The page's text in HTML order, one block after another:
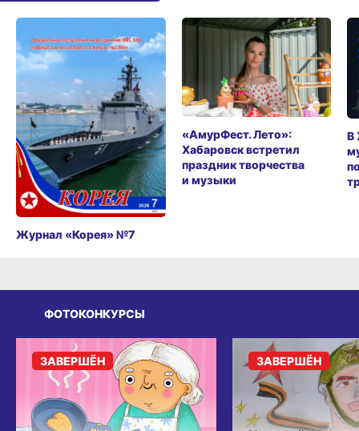
Журнал «Корея» №7
«АмурФест. Лето»:
Хабаровск встретил
праздник творчества
и музыки
В
ФОТОКОНКУРСЫ
ЗАВЕРШЁН ЗАВЕРШЁН